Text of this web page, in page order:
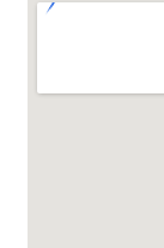
Szpitale